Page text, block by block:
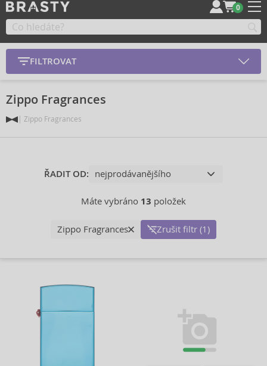
0
FILTROVAT
Zippo Fragrances
Zippo Fragrances
ŘADIT OD:
Máte vybráno 13 položek
Zippo Fragrances Zrušit filtr (1)